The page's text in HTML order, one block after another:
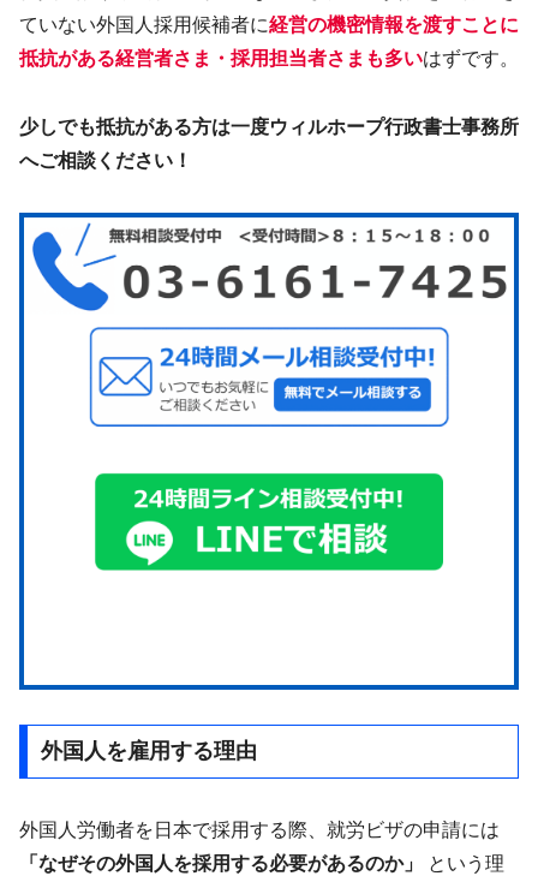
ていない外国人採用候補者に経営の機密情報を渡すことに
抵抗がある経営者さま・採用担当者さまも多いはずです。
少しでも抵抗がある方は一度ウィルホープ行政書士事務所
へご相談ください！
外国人を雇用する理由
外国人労働者を日本で採用する際、就労ビザの申請には
「なぜその外国人を採用する必要があるのか」
という理